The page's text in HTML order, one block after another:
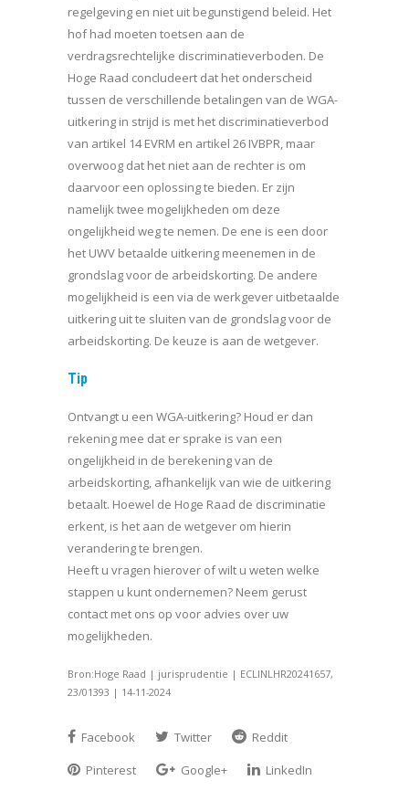
regelgeving en niet uit begunstigend beleid. Het
hof had moeten toetsen aan de
verdragsrechtelijke discriminatieverboden. De
Hoge Raad concludeert dat het onderscheid
tussen de verschillende betalingen van de WGA-
uitkering in strijd is met het discriminatieverbod
van artikel 14 EVRM en artikel 26 IVBPR, maar
overwoog dat het niet aan de rechter is om
daarvoor een oplossing te bieden. Er zijn
namelijk twee mogelijkheden om deze
ongelijkheid weg te nemen. De ene is een door
het UWV betaalde uitkering meenemen in de
grondslag voor de arbeidskorting. De andere
mogelijkheid is een via de werkgever uitbetaalde
uitkering uit te sluiten van de grondslag voor de
arbeidskorting. De keuze is aan de wetgever.
Tip
Ontvangt u een WGA-uitkering? Houd er dan
rekening mee dat er sprake is van een
ongelijkheid in de berekening van de
arbeidskorting, afhankelijk van wie de uitkering
betaalt. Hoewel de Hoge Raad de discriminatie
erkent, is het aan de wetgever om hierin
verandering te brengen.
Heeft u vragen hierover of wilt u weten welke
stappen u kunt ondernemen? Neem gerust
contact met ons op voor advies over uw
mogelijkheden.
Bron:Hoge Raad | jurisprudentie | ECLINLHR20241657,
23/01393 | 14-11-2024
Facebook Twitter
Reddit
Pinterest
Google+ LinkedIn